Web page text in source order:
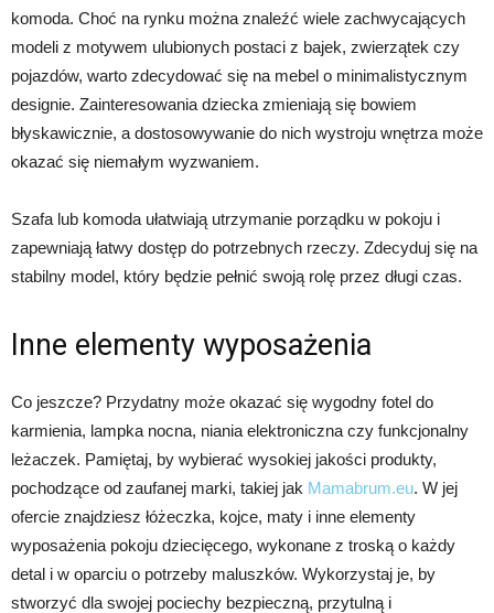
komoda. Choć na rynku można znaleźć wiele zachwycających
modeli z motywem ulubionych postaci z bajek, zwierzątek czy
pojazdów, warto zdecydować się na mebel o minimalistycznym
designie. Zainteresowania dziecka zmieniają się bowiem
błyskawicznie, a dostosowywanie do nich wystroju wnętrza może
okazać się niemałym wyzwaniem.
Szafa lub komoda ułatwiają utrzymanie porządku w pokoju i
zapewniają łatwy dostęp do potrzebnych rzeczy. Zdecyduj się na
stabilny model, który będzie pełnić swoją rolę przez długi czas.
Inne elementy wyposażenia
Co jeszcze? Przydatny może okazać się wygodny fotel do
karmienia, lampka nocna, niania elektroniczna czy funkcjonalny
leżaczek. Pamiętaj, by wybierać wysokiej jakości produkty,
pochodzące od zaufanej marki, takiej jak Mamabrum.eu. W jej
ofercie znajdziesz łóżeczka, kojce, maty i inne elementy
wyposażenia pokoju dziecięcego, wykonane z troską o każdy
detal i w oparciu o potrzeby maluszków. Wykorzystaj je, by
stworzyć dla swojej pociechy bezpieczną, przytulną i